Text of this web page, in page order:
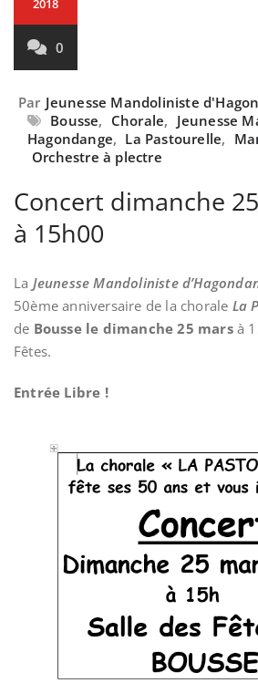
2018
0
Par Jeunesse Mandoliniste
Bousse, Chorale, Jeunesse
Hagondange, La Pastourelle,
Orchestre à plectre
Concert dimanche
à 15h00
La Jeunesse Mandoliniste
50ème anniversaire de la chorale La
de Bousse le dimanche 25 marsà
Fêtes.
Entrée Libre !